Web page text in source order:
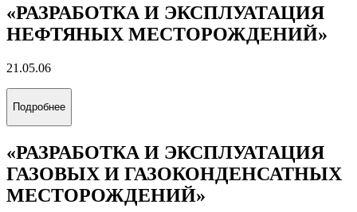
«РАЗРАБОТКА И ЭКСПЛУАТАЦИЯ
НЕФТЯНЫХ МЕСТОРОЖДЕНИЙ»
21.05.06
Подробнее
«РАЗРАБОТКА И ЭКСПЛУАТАЦИЯ
ГАЗОВЫХ И ГАЗОКОНДЕНСАТНЫХ
МЕСТОРОЖДЕНИЙ»